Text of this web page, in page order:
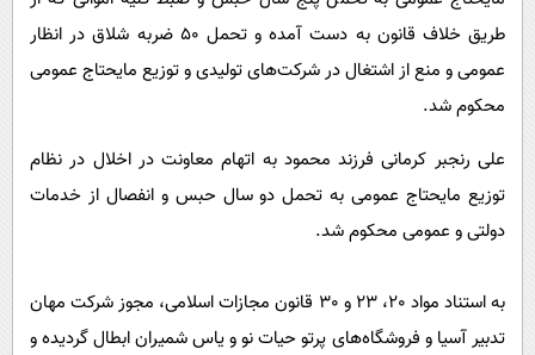
طریق خلاف قانون به دست آمده و تحمل ٥٠ ضربه شلاق در انظار
عمومی و منع از اشتغال در شرکت‌های تولیدی و توزیع مایحتاج عمومی
محکوم شد.
علی رنجبر کرمانی فرزند محمود به اتهام معاونت در اخلال در نظام
توزیع مایحتاج عمومی به تحمل دو سال حبس و انفصال از خدمات
دولتی و عمومی محکوم شد.
به استناد مواد ٢٠، ٢٣ و ٣٠ قانون مجازات اسلامی، مجوز شرکت مهان
تدبیر آسیا و فروشگاه‌های پرتو حیات نو و یاس شمیران ابطال گردیده و